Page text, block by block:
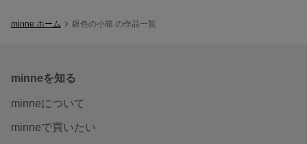
minne ホーム 銀色の小箱 の作品一覧
minneを知る
minneについて
minneで買いたい